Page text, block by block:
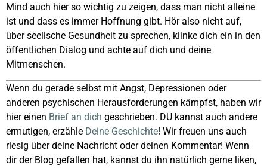
Mind auch hier so wichtig zu zeigen, dass man nicht alleine
ist und dass es immer Hoffnung gibt. Hör also nicht auf,
über seelische Gesundheit zu sprechen, klinke dich ein in den
öffentlichen Dialog und achte auf dich und deine
Mitmenschen.
Wenn du gerade selbst mit Angst, Depressionen oder
anderen psychischen Herausforderungen kämpfst, haben wir
hier einen Brief an dich geschrieben. DU kannst auch andere
ermutigen, erzähle Deine Geschichte! Wir freuen uns auch
riesig über deine Nachricht oder deinen Kommentar! Wenn
dir der Blog gefallen hat, kannst du ihn natürlich gerne liken,